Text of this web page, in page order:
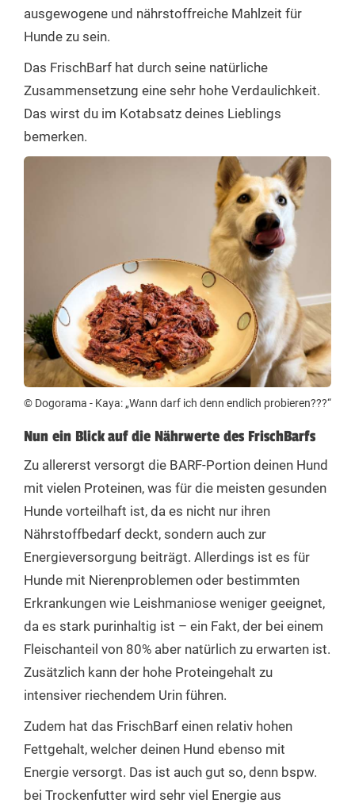
ausgewogene und nährstoffreiche Mahlzeit für
Hunde zu sein.
Das FrischBarf hat durch seine natürliche
Zusammensetzung eine sehr hohe Verdaulichkeit.
Das wirst du im Kotabsatz deines Lieblings
bemerken.
© Dogorama - Kaya: „Wann darf ich denn endlich probieren???“
Nun ein Blick auf die Nährwerte des FrischBarfs
Zu allererst versorgt die BARF-Portion deinen Hund
mit vielen Proteinen, was für die meisten gesunden
Hunde vorteilhaft ist, da es nicht nur ihren
Nährstoffbedarf deckt, sondern auch zur
Energieversorgung beiträgt. Allerdings ist es für
Hunde mit Nierenproblemen oder bestimmten
Erkrankungen wie Leishmaniose weniger geeignet,
da es stark purinhaltig ist – ein Fakt, der bei einem
Fleischanteil von 80% aber natürlich zu erwarten ist.
Zusätzlich kann der hohe Proteingehalt zu
intensiver riechendem Urin führen.
Zudem hat das FrischBarf einen relativ hohen
Fettgehalt, welcher deinen Hund ebenso mit
Energie versorgt. Das ist auch gut so, denn bspw.
bei Trockenfutter wird sehr viel Energie aus